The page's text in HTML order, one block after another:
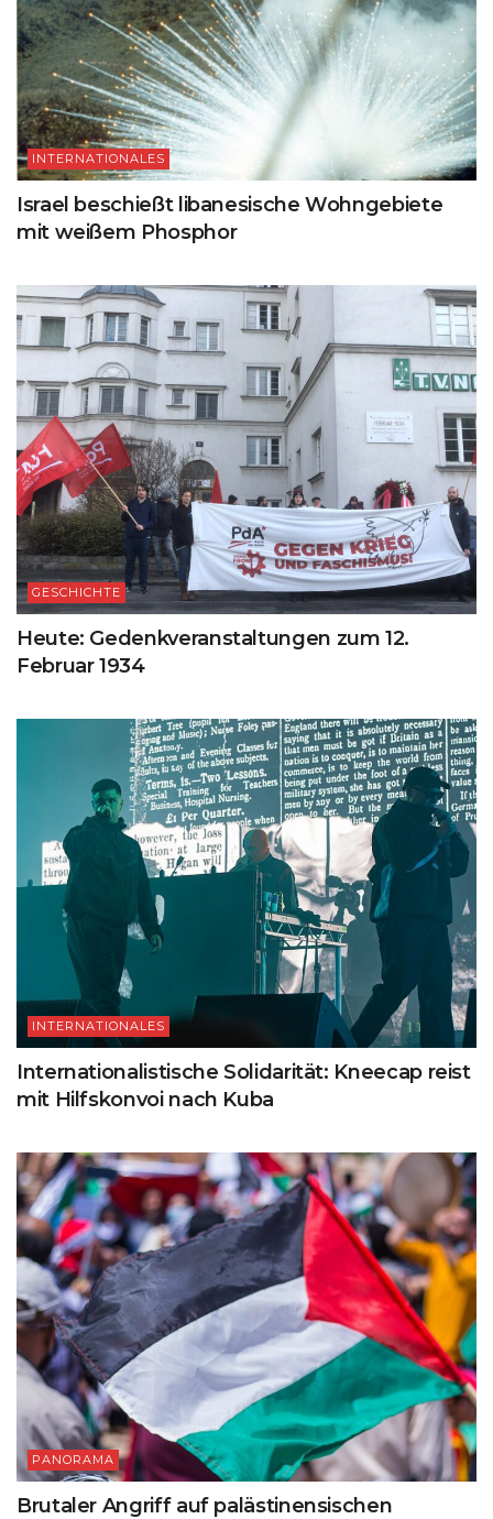
INTERNATIONALES
Israel beschießt libanesische Wohngebiete
mit weißem Phosphor
GESCHICHTE
Heute: Gedenkveranstaltungen zum 12.
Februar 1934
INTERNATIONALES
Internationalistische Solidarität: Kneecap reist
mit Hilfskonvoi nach Kuba
PANORAMA
Brutaler Angriff auf palästinensischen